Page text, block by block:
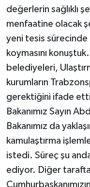
değerlerin sağlıklı
menfaatine olacak
yeni tesis sürecinde
koymasını
belediyeleri,
kurumların
gerektiğini ifade
Bakanımız Sayın
Bakanımız da
kamulaştırma
istedi. Süreç şu
ediyor. Diğer